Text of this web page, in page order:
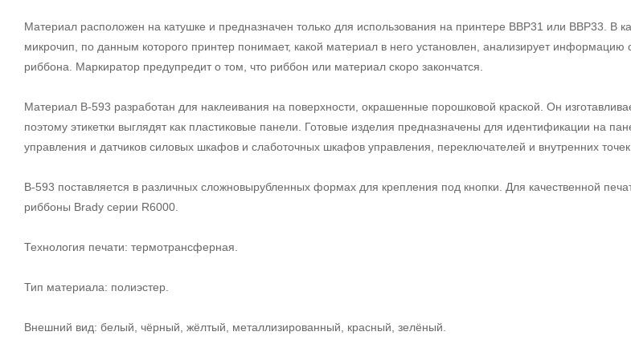
Материал расположен на катушке и предназначен только для использования на принтере BBP31 или BBP33. В
микрочип, по данным которого принтер понимает, какой материал в него установлен, анализирует информацию
риббона. Маркиратор предупредит о том, что риббон или материал скоро закончатся.
Материал В-593 разработан для наклеивания на поверхности, окрашенные порошковой краской. Он
поэтому этикетки выглядят как пластиковые панели. Готовые изделия предназначены для идентификации на
управления и датчиков силовых шкафов и слаботочных шкафов управления, переключателей и внутренних
В-593 поставляется в различных сложновырубленных формах для крепления под кнопки. Для качественной
риббоны Brady серии R6000.
Технология печати: термотрансферная.
Тип материала: полиэстер.
Внешний вид: белый, чёрный, жёлтый, металлизированный, красный, зелёный.